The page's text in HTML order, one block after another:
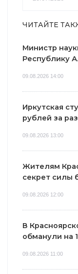
ЧИТАЙТЕ
Министр
Республику
09.08.2026 14:00
Иркутская
рублей за
09.08.2026 13:00
Жителям
секрет силы
09.08.2026 12:00
В
обманули на
09.08.2026 11:00